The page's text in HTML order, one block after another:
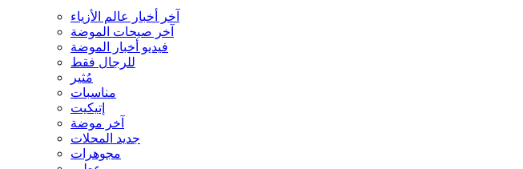
آخر أخبار عالم الأزياء
آخر صيحات الموضة
فيديو أخبار الموضة
للرجال فقط
مُثير
مناسبات
إتيكيت
آخر موضة
جديد المحلات
مجوهرات